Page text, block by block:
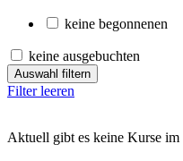
keine begonnenen
keine ausgebuchten
Auswahl filtern
Filter leeren
Aktuell gibt es keine Kurse